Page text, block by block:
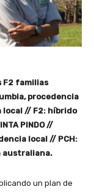
F2 familias
procedencia
local // F2: híbrido
PINDO //
local // PCH:
australiana.
un plan de